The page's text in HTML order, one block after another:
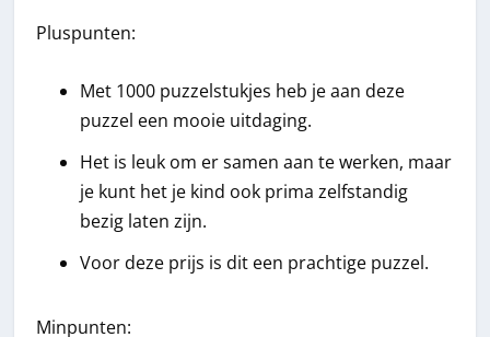
Pluspunten:
Met 1000 puzzelstukjes heb je aan deze
puzzel een mooie uitdaging.
Het is leuk om er samen aan te werken, maar
je kunt het je kind ook prima zelfstandig
bezig laten zijn.
Voor deze prijs is dit een prachtige puzzel.
Minpunten: